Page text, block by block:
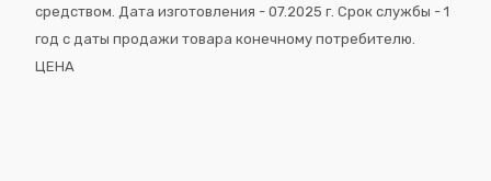
средством. Дата изготовления - 07.2025 г. Срок службы - 1
год с даты продажи товара конечному потребителю.
ЦЕНА